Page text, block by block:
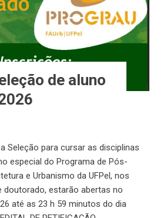
de aluno
Seleção para cursar as disciplinas
especial do Programa de Pós-
e Urbanismo da UFPel, nos
doutorado, estarão abertas no
até as 23 h 59 minutos do dia